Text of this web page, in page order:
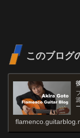
このブログ